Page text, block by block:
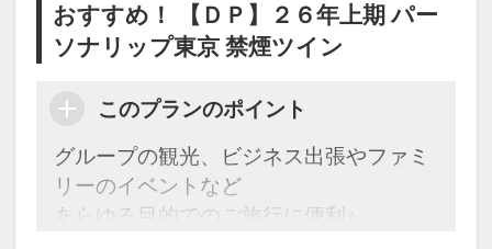
おすすめ！ 【ＤＰ】２６年上期 パー
ソナリップ東京 禁煙ツイン
このプランのポイント
グループの観光、ビジネス出張やファミ
リーのイベントなど
あらゆる目的でのご旅行に便利♪